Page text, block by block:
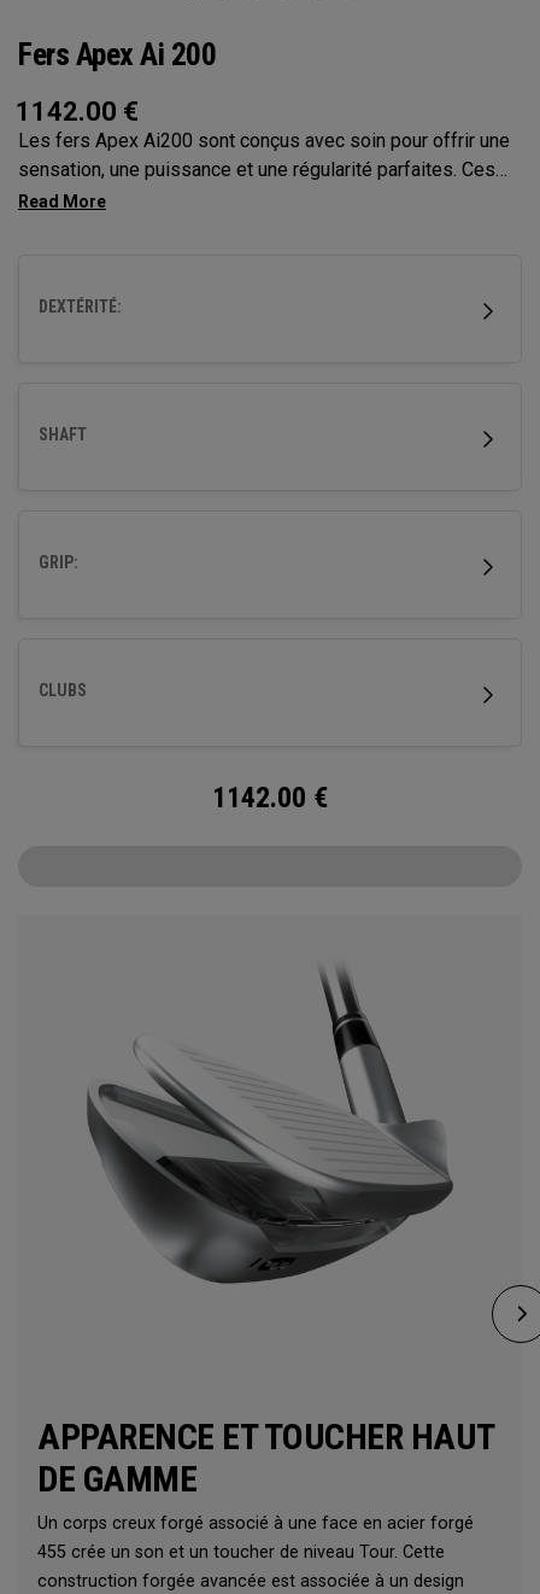
Fers Apex Ai 200
1142.00 €
Les fers Apex Ai200 sont conçus avec soin pour offrir une
sensation, une puissance et une régularité parfaites. Ces
élégants fers à corps creux allient performance et précision
DEXTÉRITÉ:
SHAFT
GRIP:
CLUBS
1142.00 €
APPARENCE ET TOUCHER HAUT
DE GAMME
Un corps creux forgé associé à une face en acier forgé
455 crée un son et un toucher de niveau Tour. Cette
construction forgée avancée est associée à un design